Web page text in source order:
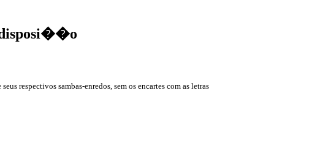
respectivos sambas-enredos, sem os encartes com as letras